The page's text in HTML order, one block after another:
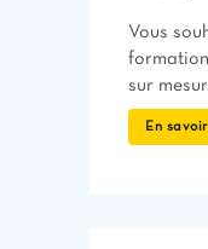
Vous
sur
En